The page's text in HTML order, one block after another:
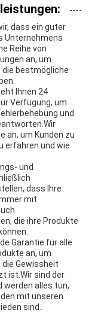
dass ein guter
Unternehmens
Reihe von
an, um
die bestmögliche
Ihnen 24
Verfügung, um
und
an, um Kunden zu
erfahren und wie
und
dass Ihre
mit
die ihre Produkte
Garantie für alle
an, um
Gewissheit
ist.Wir sind der
werden alles tun,
mit unseren
sind..